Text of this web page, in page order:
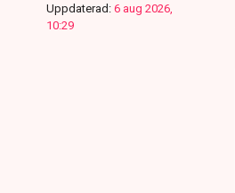
Uppdaterad: 6 aug 2026,
10:29